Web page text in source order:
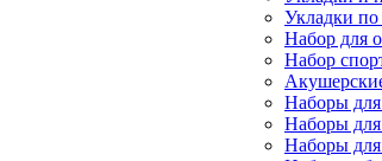
Укладки
Набор для
Набор
Наборы
Наборы для
Наборы